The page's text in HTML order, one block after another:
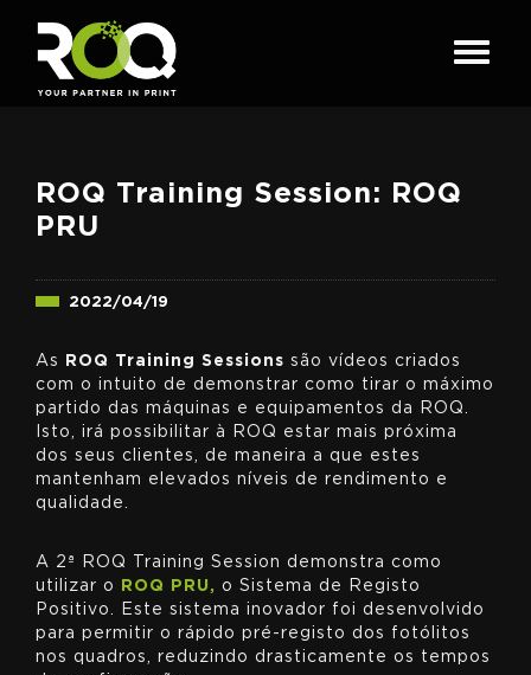
ROQ Training Session: ROQ
PRU
2022/04/19
As ROQ Training Sessions são vídeos criados
com o intuito de demonstrar como tirar o máximo
partido das máquinas e equipamentos da ROQ.
Isto, irá possibilitar à ROQ estar mais próxima
dos seus clientes, de maneira a que estes
mantenham elevados níveis de rendimento e
qualidade.
A 2ª ROQ Training Session demonstra como
utilizar o
ROQ PRU, o Sistema de Registo
Positivo. Este sistema inovador foi desenvolvido
para permitir o rápido pré-registo dos fotólitos
nos quadros, reduzindo drasticamente os tempos